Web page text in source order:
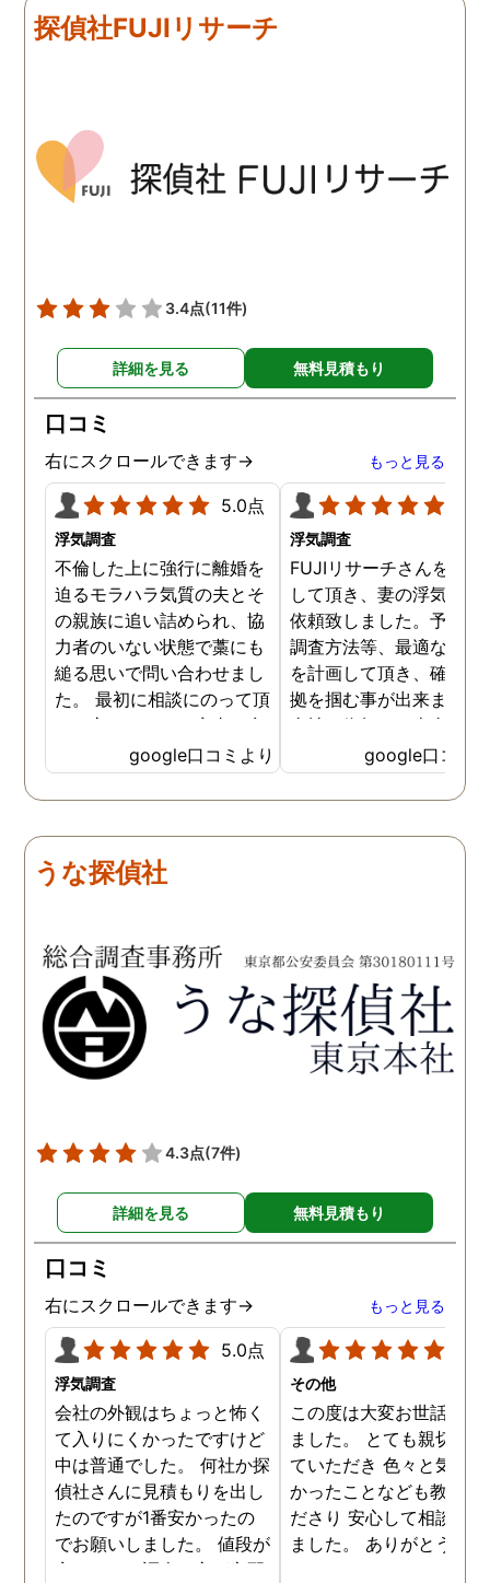
来ていました。 担当の人も
丁寧で報告内容もわかりや
く、むしろ期待以上に細
探偵社FUJIリサーチ
3.4点(11件)
詳細を見る 無料見積もり
口コミ
右にスクロールできます→ もっと見る
5.0点
浮気調査
不倫した上に強行に離婚を
迫るモラハラ気質の夫とそ
の親族に追い詰められ、協
力者のいない状態で藁にも
縋る思いで問い合わせまし
た。 最初に相談にのって頂
いた方も、とても率直に意
見を言っていただき、また
費用面も正直に答えていた
だき、私の望む結果を得る
言えないですが、それでも
少しでも低く抑えるアドバ
た。 調査も私の望む結果を
得るべく、尽力して頂き、
密に連絡をいただきなが
ら、丁寧に対応してくださ
いました。 おかげで、とて
も、不安で日々辛い気持ち
対応して頂いた上に、かな
り迅速に弁護士に関するア
ドバイスを頂き繋いで下さ
った事、本当に感謝してい
ます。
google口コミより
浮気調査
FUJIリサーチさんをご紹
して頂き、妻の浮気調査
依頼致しました。予算か
調査方法等、最適なやり
を計画して頂き、確実な
拠を掴む事が出来ました
当社に依頼して本当に良
ったと実感しております
依頼中にはいろいろな相
も聞いて頂き、救われる
謝しております。 私と
何かありましたらご相談
せて頂きたいと思います
google口コミ
うな探偵社
4.3点(7件)
詳細を見る 無料見積もり
口コミ
右にスクロールできます→ もっと見る
5.0点
浮気調査
会社の外観はちょっと怖く
て入りにくかったですけど
中は普通でした。 何社か探
偵社さんに見積もりを出し
たのですが1番安かったの
でお願いしました。 値段が
安いので、調査の方が心配
その他
この度は大変お世話にな
ました。 とても親切に
ていただき 色々と気付
かったことなども教えて
ださり 安心して相談が
ました。 ありがとうご